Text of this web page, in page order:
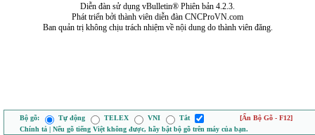
Diễn đàn sử dụng vBulletin® Phiên bản 4.2.3.
Phát triển bởi thành viên diễn đàn CNCProVN.com
Ban quản trị không chịu trách nhiệm về nội dung do thành viên đăng.
Bộ gõ: Tự động TELEX VNI Tắt
[Ẩn Bộ Gõ - F12]
Chính tả | Nếu gõ tiếng Việt không được, hãy bật bộ gõ trên máy của bạn.